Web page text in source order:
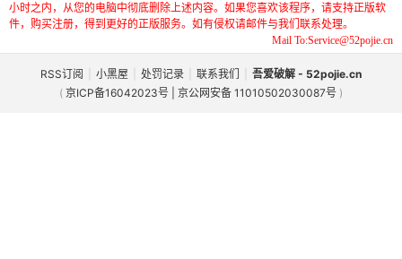
小时之内，从您的电脑中彻底删除上述内容。如果您喜欢该程序，请支持正版软
件，购买注册，得到更好的正版服务。如有侵权请邮件与我们联系处理。
Mail To:Service@52pojie.cn
RSS订阅 小黑屋 处罚记录 联系我们
吾爱破解 - 52pojie.cn
( 京ICP备16042023号 | 京公网安备 11010502030087号 )